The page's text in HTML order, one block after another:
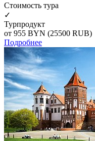
Cтоимость тура
✓
Турпродукт
от 955 BYN (25500 RUB)
Подробнее